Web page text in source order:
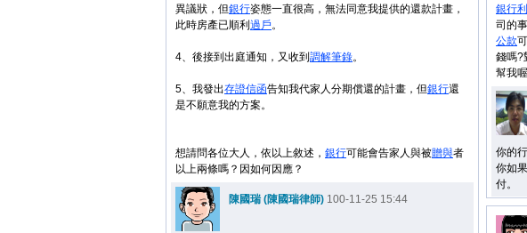
異議狀，但銀行姿態一直很高，無法同意我提供的還款計畫，
此時房產已順利 過戶。
4、後接到出庭通知，又收到 調解筆錄。
5、我發出存證信函告知我代家人分期償還的計畫，但銀行還
是不願意我的方案。
想請問各位大人，依以上敘述， 銀行可能會告家人與被贈與者
以上兩條嗎？因如何因應？
陳國瑞 (陳國瑞律師) 100-11-25 15:44
銀行
司的
公款
錢嗎?
幫我
你的
你如
付。